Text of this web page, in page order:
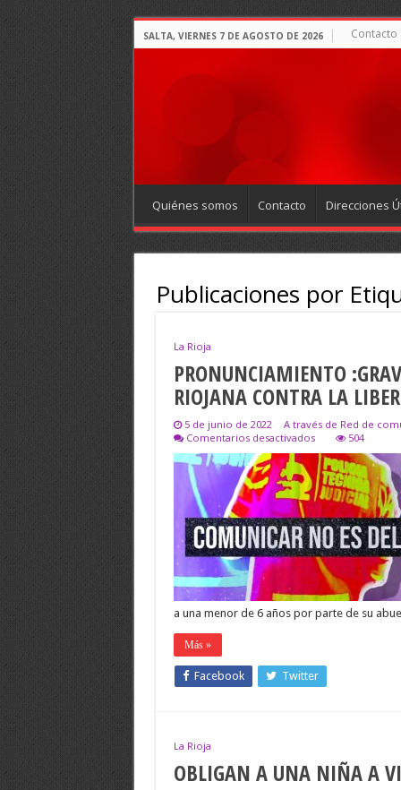
SALTA, VIERNES 7 DE AGOSTO DE 2026 Contacto
Quiénes somos Contacto Direcciones
Publicaciones por
La Rioja
PRONUNCIAMIENTO
RIOJANA CONTRA LA
5 de junio de 2022 A través de Red de
Comentarios desactivadosen
:GRAVE
ATENTANDO
DE
LA
JUSTICIA
RIOJANA
CONTRA
LA
LIBERTAD
DE
EXPRESIÓN
Y
504
a una menor de 6 años por parte de su
Más »
Facebook Twitter
La Rioja
OBLIGAN A UNA NIÑA A